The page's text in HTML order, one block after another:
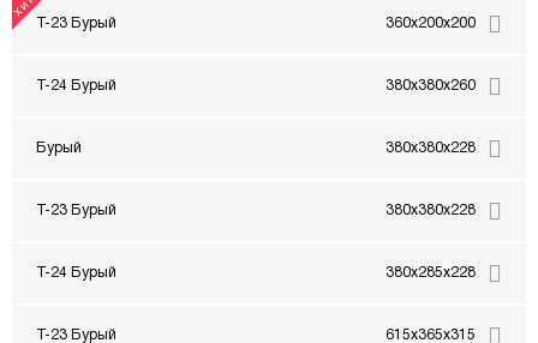
Т-23 Бурый 360x200x200
Т-24 Бурый 380x380x260
Бурый 380x380x228
Т-23 Бурый 380x380x228
Т-24 Бурый 380x285x228
Т-23 Бурый 615x365x315